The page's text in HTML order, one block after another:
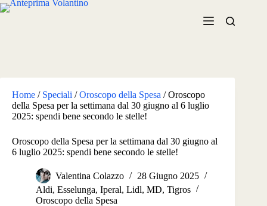
Salta
al
Home / Speciali /Oroscopo della Spesa /Oroscopo
della Spesa per la settimana dal 30 giugno al 6 luglio
2025: spendi bene secondo le stelle!
Oroscopo della Spesa per la settimana dal 30 giugno al
6 luglio 2025: spendi bene secondo le stelle!
Valentina Colazzo
28 Giugno 2025
Aldi, Esselunga, Iperal, Lidl, MD, Tigros
Oroscopo della Spesa